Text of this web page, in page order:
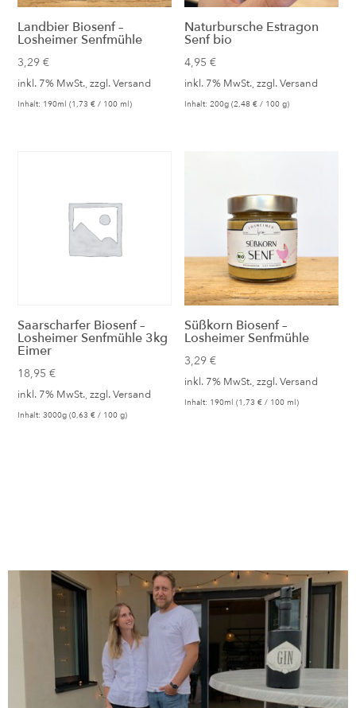
Landbier Biosenf –
Losheimer Senfmühle
3,29€
inkl. 7% MwSt., zzgl.Versand
Inhalt: 190ml (1,73€ / 100 ml)
Naturbursche Estragon
Senf bio
4,95€
inkl. 7% MwSt., zzgl.Versand
Inhalt: 200g (2,48€ / 100 g)
Saarscharfer Biosenf –
Losheimer Senfmühle 3kg
Eimer
18,95€
inkl. 7% MwSt., zzgl.Versand
Inhalt: 3000g (0,63€ / 100 g)
Süßkorn Biosenf –
Losheimer Senfmühle
3,29€
inkl. 7% MwSt., zzgl.Versand
Inhalt: 190ml (1,73€ / 100 ml)